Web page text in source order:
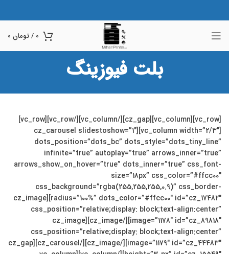
0
/تومان
بلت فیوزینگ
[vc_row][vc_column][cz_gap][/vc_column][/vc_row][vc_row]
[vc_column width=”2/3″][cz_carousel slidestoshow=”1″
dots_position=”dots_bc” dots_style=”dots_tiny_line”
infinite=”true” autoplay=”true” arrows_inner=”true”
arrows_show_on_hover=”true” dots_inner=”true” css_font-
size=”18px” css_color=”#ffcc00″
css_background=”rgba(255,255,255,0.9)” css_border-
radius=”100%” dots_color=”#ffcc00″ id=”cz_17482″][cz_image
css_position=”relative;display: block;text-align:center”
image=”1178″ id=”cz_89818″][/cz_image][cz_image
css_position=”relative;display: block;text-align:center”
image=”1179″ id=”cz_44483″][/cz_image][/cz_carousel][cz_gap